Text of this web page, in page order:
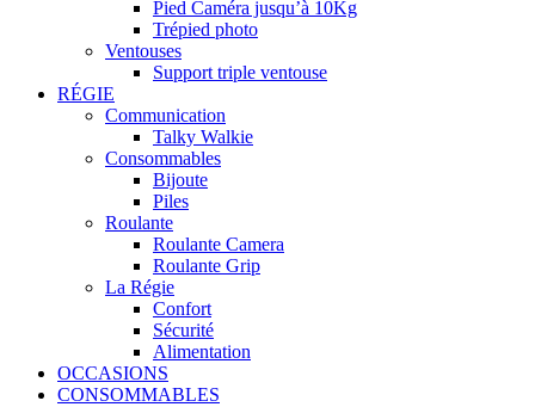
Pied Caméra jusqu’à 10Kg
Trépied photo
Ventouses
Support triple ventouse
RÉGIE
Communication
Talky Walkie
Consommables
Bijoute
Piles
Roulante
Roulante Camera
Roulante Grip
La Régie
Confort
Sécurité
Alimentation
OCCASIONS
CONSOMMABLES